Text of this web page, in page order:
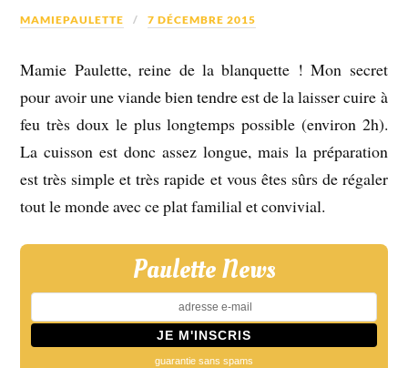
MAMIEPAULETTE 7 DÉCEMBRE 2015
Mamie Paulette, reine de la blanquette ! Mon secret
pour avoir une viande bien tendre est de la laisser cuire à
feu très doux le plus longtemps possible (environ 2h).
La cuisson est donc assez longue, mais la préparation
est très simple et très rapide et vous êtes sûrs de régaler
tout le monde avec ce plat familial et convivial.
Paulette News
guarantie sans spams